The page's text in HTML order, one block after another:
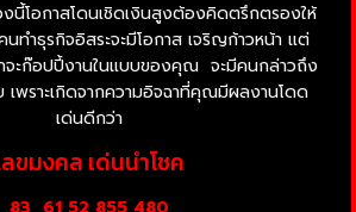
งนี้โอกาสโดนเชิดเงินสูงต้องคิดตรึกตรองให้
ำธุรกิจอิสระจะมีโอกาส เจริญก้าวหน้า แต่
จะก๊อปปี้งานในแบบของคุณ จะมีคนกล่าวถึง
พราะเกิดจากความอิจฉาที่คุณมีผลงานโดด
เด่นดีกว่า
ลขมงคล เด่นนำโชค